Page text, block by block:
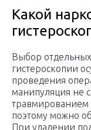
Какой
Выбор
гистероскопии
проведения
манипуляция не
травмированием
поэтому можно
При удалении